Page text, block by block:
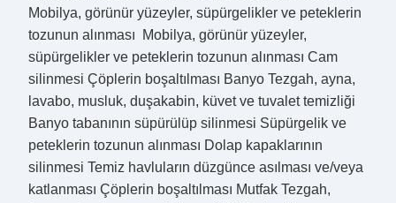
Mobilya, görünür yüzeyler, süpürgelikler ve peteklerin
tozunun alınması Mobilya, görünür yüzeyler,
süpürgelikler ve peteklerin tozunun alınması Cam
silinmesi Çöplerin boşaltılması Banyo Tezgah, ayna,
lavabo, musluk, duşakabin, küvet ve tuvalet temizliği
Banyo tabanının süpürülüp silinmesi Süpürgelik ve
peteklerin tozunun alınması Dolap kapaklarının
silinmesi Temiz havluların düzgünce asılması ve/veya
katlanması Çöplerin boşaltılması Mutfak Tezgah,